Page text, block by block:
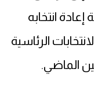
إعادة انتخابه
الرئاسية
الماضي.